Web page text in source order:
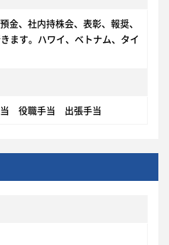
金、社内持株会、表彰、報奨、
ます。ハワイ、ベトナム、タイ
役職手当 出張手当